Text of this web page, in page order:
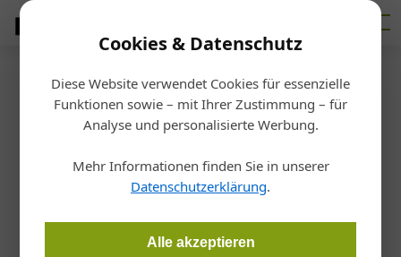
Cookies & Datenschutz
Diese Website verwendet Cookies für essenzielle
Funktionen sowie – mit Ihrer Zustimmung – für
Analyse und personalisierte Werbung.
Mehr Informationen finden Sie in unserer
Datenschutzerklärung.
Alle akzeptieren
Startseite/Ausbildung
Lehrlinge
Casting für den Bau
28.11.2024, 18:19 Uhr